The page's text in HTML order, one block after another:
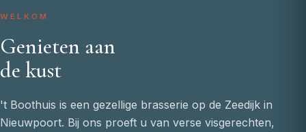
WELKOM
Genieten aan
de kust
't Boothuis is een gezellige brasserie op de Zeedijk in
Nieuwpoort. Bij ons proeft u van verse visgerechten,